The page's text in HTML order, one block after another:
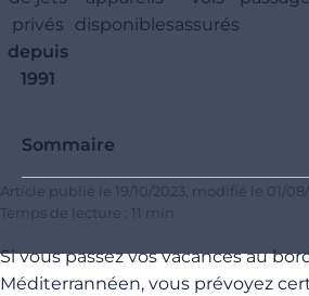
privés
depuis
1991
disponiblesassurés
Sommaire
Article publié le 19/10/2023 , modifié le 01/
Temps de lecture : 11 min
Si vous passez vos vacances au
Méditerrannéen, vous prévoyez